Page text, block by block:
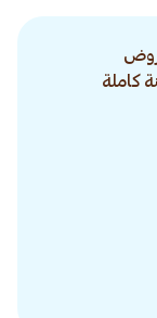
كاملة